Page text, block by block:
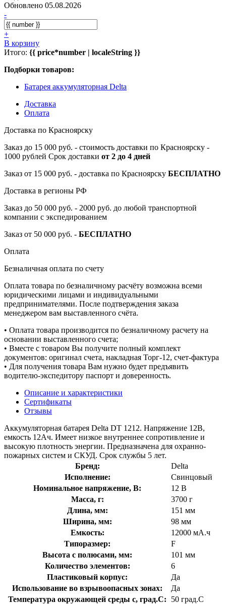
Обновлено 05.08.2026
-
+
В корзину
Итого: {{ price*number | localeString }}
Подборки товаров:
Батарея аккумуляторная Delta
Доставка
Оплата
Доставка по Красноярску
Заказ до 15 000 руб. - стоимость доставки по Красноярску -
1000 рублей Срок доставки от 2 до 4 дней
Заказ от 15 000 руб. - доставка по Красноярску БЕСПЛАТНО
Доставка в регионы РФ
Заказ до 50 000 руб. - 2000 руб. до любой транспортной
компании с экспедированием
Заказ от 50 000 руб. - БЕСПЛАТНО
Оплата
Безналичная оплата по счету
Оплата товара по безналичному расчёту возможна всеми
юридическими лицами и индивидуальными
предпринимателями. После подтверждения заказа
менеджером вам выставленного счёта.
• Оплата товара производится по безналичному расчету на
основании выставленного счета;
• Вместе с товаром Вы получите полный комплект
документов: оригинал счета, накладная Торг-12, счет-фактура
• Для получения товара Вам нужно будет предъявить
водителю-экспедитору паспорт и доверенность.
Описание и характеристики
Сертификаты
Отзывы
Аккумуляторная батарея Delta DT 1212. Напряжение 12В,
емкость 12Ач. Имеет низкое внутреннее сопротивление и
высокую плотность энергии. Предназначена для охранно-
пожарных систем и СКУД. Срок службы 5 лет.
Бренд:
Delta
Исполнение:
Свинцовый
Номинальное напряжение, В:
12 В
Масса, г:
3700 г
Длина, мм:
151 мм
Ширина, мм:
98 мм
Емкость:
12000 мА.ч
Типоразмер:
F
Высота с полюсами, мм:
101 мм
Количество элементов:
6
Пластиковый корпус:
Да
Использование во взрывоопасных зонах:
Да
Температура окружающей среды с, град.C:
50 град.C